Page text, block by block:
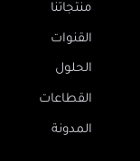
منتجاتنا
القنوات
الحلول
القطاعات
المدونة